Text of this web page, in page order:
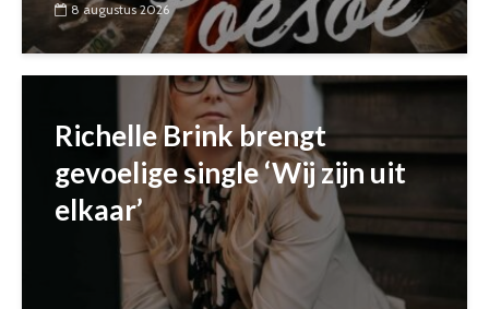
8 augustus 2026
Richelle Brink brengt
gevoelige single ‘Wij zijn uit
elkaar’